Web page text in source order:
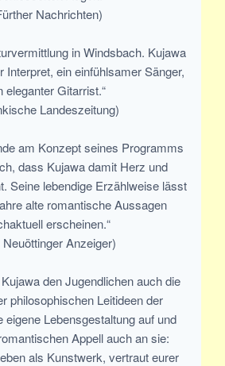
Nachrichten)
in Windsbach. Kujawa
Interpret, ein einfühlsamer Sänger,
eleganter Gitarrist.“
Landeszeitung)
am Konzept seines Programms
dass Kujawa damit Herz und
Seine lebendige Erzählweise lässt
alte romantische Aussagen
erscheinen.“
Neuöttinger Anzeiger)
den Jugendlichen auch die
philosophischen Leitideen der
eigene Lebensgestaltung auf und
Appell auch an sie:
als Kunstwerk, vertraut eurer